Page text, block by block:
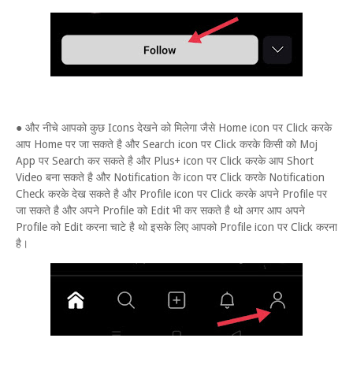
● और नीचे आपको कुछ Icons देखने को मिलेगा जैसे Home icon पर Click करके
आप Home पर जा सकते है और Search icon पर Click करके किसी को Moj
App पर Search कर सकते है और Plus+ icon पर Click करके आप Short
Video बना सकते है और Notification के icon पर Click करके Notification
Check करके देख सकते है और Profile icon पर Click करके अपने Profile पर
जा सकते है और अपने Profile को Edit भी कर सकते है थो अगर आप अपने
Profile को Edit करना चाटे है थो इसके लिए आपको Profile icon पर Click करना
है।